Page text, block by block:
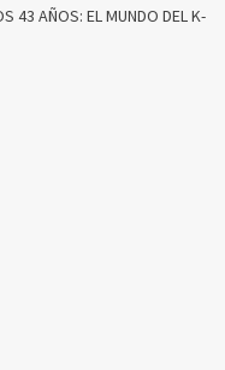
43 AÑOS: EL MUNDO DEL K-